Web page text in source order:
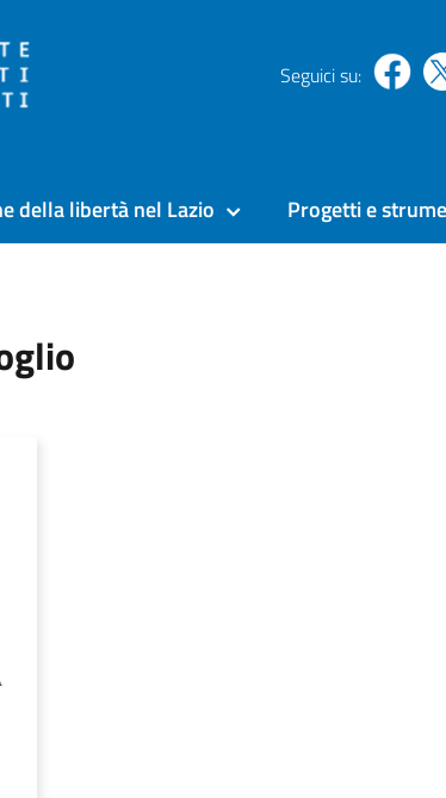
Seguici su:
della libertà nel Lazio Progetti e